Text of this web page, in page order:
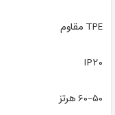
TPE مقاوم
IP20
50–60 هرتز